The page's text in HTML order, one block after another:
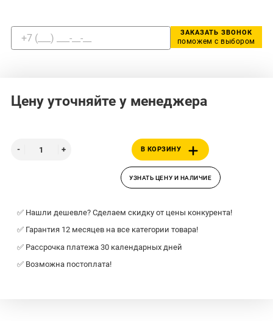
ЗАКАЗАТЬ ЗВОНОК
поможем с выбором
Цену уточняйте у менеджера
В КОРЗИНУ
УЗНАТЬ ЦЕНУ И НАЛИЧИЕ
✅ Нашли дешевле? Сделаем скидку от цены конкурента!
✅ Гарантия 12 месяцев на все категории товара!
✅ Рассрочка платежа 30 календарных дней
✅ Возможна постоплата!